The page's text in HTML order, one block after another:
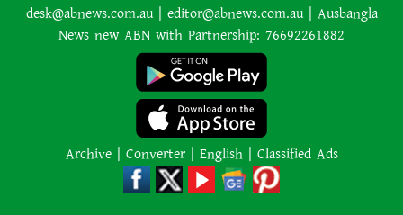
প্রস্তুত ‘স্পেশাল ফোর্স’
শাপলা চত্বর হত্যাযজ্ঞ: স্বৈরাচার হাসিনা-
আজিজ-বেনজীরসহ পলাতকদের বিরুদ্ধে
গ্রেপ্তারি পরোয়ানা
লোডশেডিংয়ের কারণে জনসংখ্যা
বেড়েছে: ভারতের নতুন শিক্ষামন্ত্রী
desk@abnews.com.au | editor@abnews.com.au | Ausbangla
News new ABN with Partnership: 76692261882
Archive | Converter | English | Classified Ads